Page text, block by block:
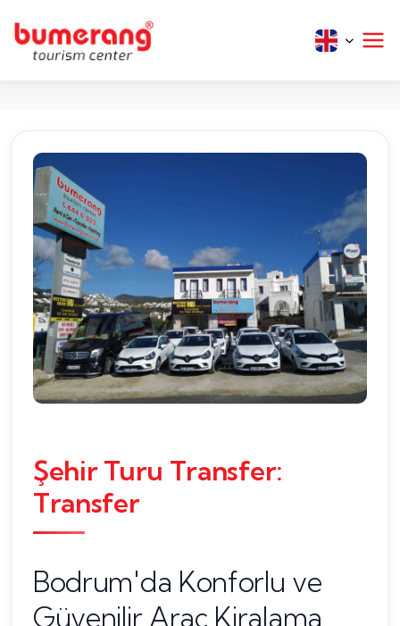
Şehir Turu Transfer:
Transfer
Bodrum'da Konforlu ve
Güvenilir Araç Kiralama